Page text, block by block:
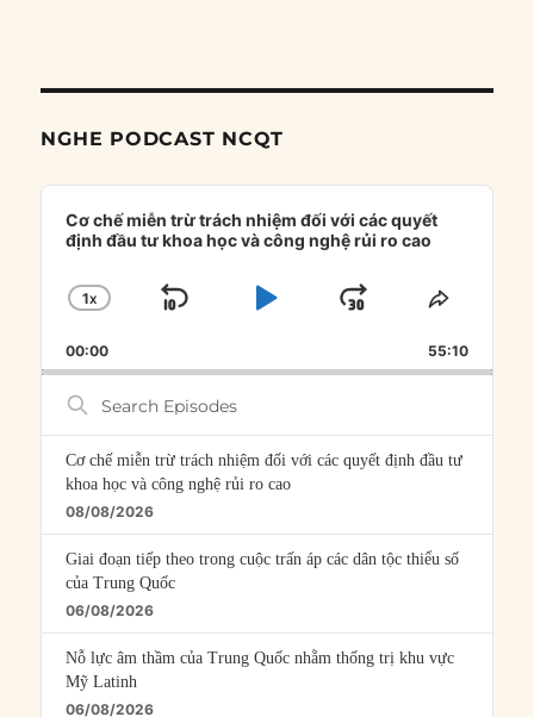
NGHE PODCAST NCQT
Audio
Player
Cơ chế miễn trừ trách nhiệm đối với các quyết
định đầu tư khoa học và công nghệ rủi ro cao
CHANGE
RATE
1X
SKIP
PLAYJUMP
FORWARD
SHARE
00:00 55:10
Search
Episodes
Cơ chế miễn trừ trách nhiệm đối với các quyết định đầu tư
khoa học và công nghệ rủi ro cao
08/08/2026
Giai đoạn tiếp theo trong cuộc trấn áp các dân tộc thiểu số
của Trung Quốc
06/08/2026
Nỗ lực âm thầm của Trung Quốc nhằm thống trị khu vực
Mỹ Latinh
06/08/2026